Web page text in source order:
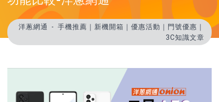
洋蔥網通
手機推薦｜新機開箱｜優惠活動｜門號優惠｜
3C知識文章